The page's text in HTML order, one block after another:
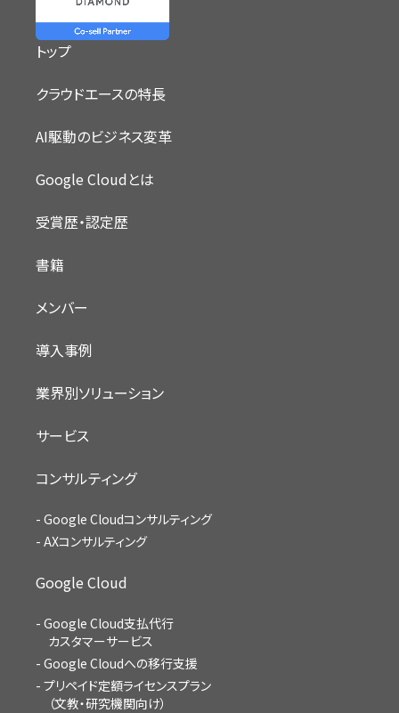
トップ
クラウドエースの特長
AI駆動のビジネス変革
Google Cloudとは
受賞歴・認定歴
書籍
メンバー
導入事例
業界別ソリューション
サービス
コンサルティング
Google Cloudコンサルティング
AXコンサルティング
Google Cloud
Google Cloud支払代行
カスタマーサービス
Google Cloudへの移行支援
プリペイド定額ライセンスプラン
（文教・研究機関向け）